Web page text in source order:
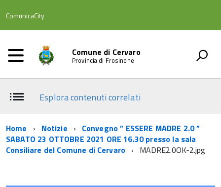
ComunicaCity
Comune di Cervaro
Provincia di Frosinone
Esplora contenuti correlati
Home Notizie
Convegno ” ESSERE MADRE 2.0 ”
SABATO 23 OTTOBRE 2021 ORE 16.30 presso la sala
Consiliare del Comune di Cervaro
MADRE2.0OK-2.jpg